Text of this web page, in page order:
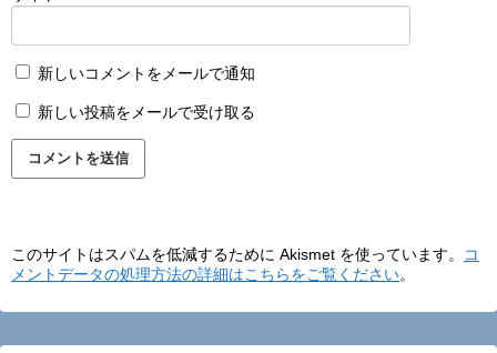
新しいコメントをメールで通知
新しい投稿をメールで受け取る
このサイトはスパムを低減するために Akismet を使っています。
コ
メントデータの処理方法の詳細はこちらをご覧ください。